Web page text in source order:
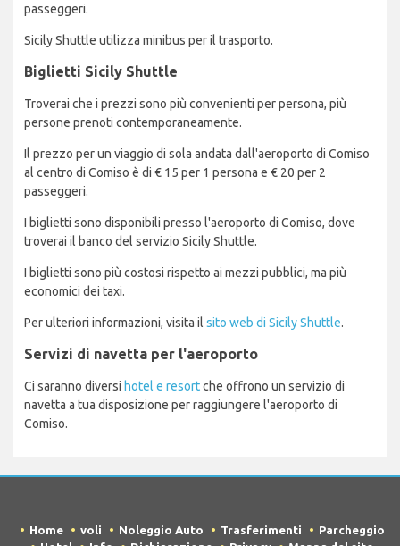
passeggeri.
Sicily Shuttle utilizza minibus per il trasporto.
Biglietti Sicily Shuttle
Troverai che i prezzi sono più convenienti per persona, più
persone prenoti contemporaneamente.
Il prezzo per un viaggio di sola andata dall'aeroporto di Comiso
al centro di Comiso è di € 15 per 1 persona e € 20 per 2
passeggeri.
I biglietti sono disponibili presso l'aeroporto di Comiso, dove
troverai il banco del servizio Sicily Shuttle.
I biglietti sono più costosi rispetto ai mezzi pubblici, ma più
economici dei taxi.
Per ulteriori informazioni, visita il sito web di Sicily Shuttle.
Servizi di navetta per l'aeroporto
Ci saranno diversi hotel e resortche offrono un servizio di
navetta a tua disposizione per raggiungere l'aeroporto di
Comiso.
Home voli Noleggio Auto Trasferimenti
Parcheggio